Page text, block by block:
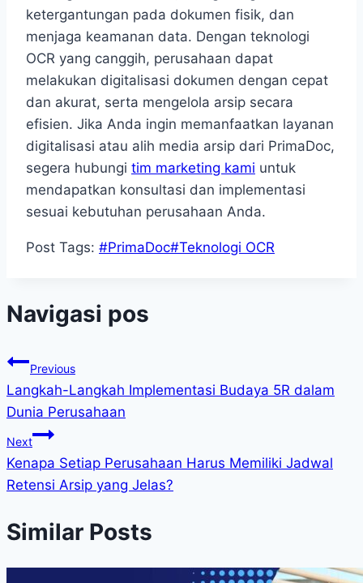
ketergantungan pada dokumen fisik, dan
menjaga keamanan data. Dengan teknologi
OCR yang canggih, perusahaan dapat
melakukan digitalisasi dokumen dengan cepat
dan akurat, serta mengelola arsip secara
efisien. Jika Anda ingin memanfaatkan layanan
digitalisasi atau alih media arsip dari PrimaDoc,
segera hubungi tim marketing kami untuk
mendapatkan konsultasi dan implementasi
sesuai kebutuhan perusahaan Anda.
Post Tags: #PrimaDoc#Teknologi OCR
Navigasi pos
Previous
Langkah-Langkah Implementasi Budaya 5R dalam
Dunia Perusahaan
Next
Kenapa Setiap Perusahaan Harus Memiliki Jadwal
Retensi Arsip yang Jelas?
Similar Posts